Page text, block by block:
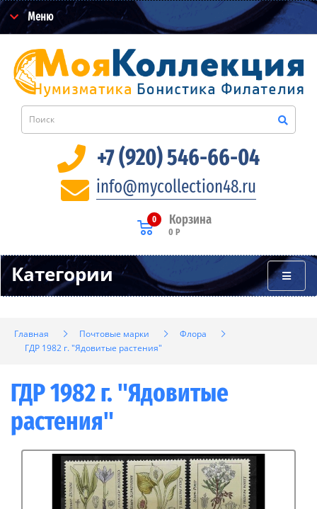
Меню
+7 (920) 546-66-04
info@mycollection48.ru
Корзина
0
0 Р
Категории
Главная Почтовые марки
Флора
ГДР 1982 г. "Ядовитые растения"
ГДР 1982 г. "Ядовитые
растения"